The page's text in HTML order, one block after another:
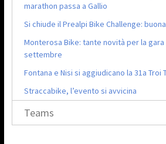
marathon passa a Gallio
Si chiude il Prealpi Bike Challenge:
Monterosa Bike: tante novità per la
settembre
Fontana e Nisi si aggiudicano la 31a Troi
Straccabike, l’evento si avvicina
Teams